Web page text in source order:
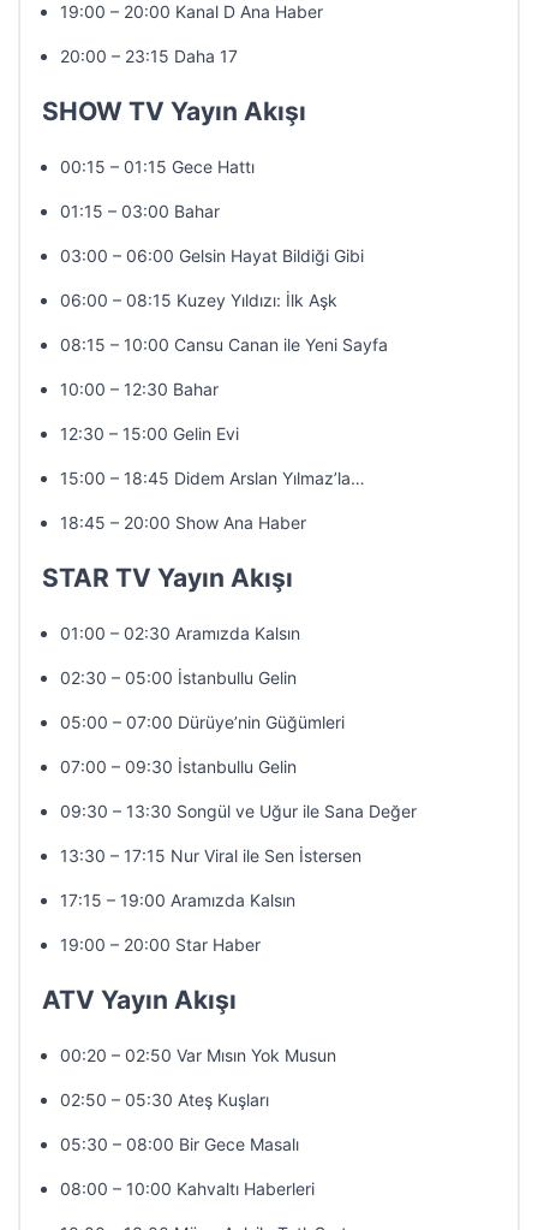
19:00 – 20:00 Kanal D Ana Haber
20:00 – 23:15 Daha 17
SHOW TV Yayın Akışı
00:15 – 01:15 Gece Hattı
01:15 – 03:00 Bahar
03:00 – 06:00 Gelsin Hayat Bildiği Gibi
06:00 – 08:15 Kuzey Yıldızı: İlk Aşk
08:15 – 10:00 Cansu Canan ile Yeni Sayfa
10:00 – 12:30 Bahar
12:30 – 15:00 Gelin Evi
15:00 – 18:45 Didem Arslan Yılmaz’la…
18:45 – 20:00 Show Ana Haber
STAR TV Yayın Akışı
01:00 – 02:30 Aramızda Kalsın
02:30 – 05:00 İstanbullu Gelin
05:00 – 07:00 Dürüye’nin Güğümleri
07:00 – 09:30 İstanbullu Gelin
09:30 – 13:30 Songül ve Uğur ile Sana Değer
13:30 – 17:15 Nur Viral ile Sen İstersen
17:15 – 19:00 Aramızda Kalsın
19:00 – 20:00 Star Haber
ATV Yayın Akışı
00:20 – 02:50 Var Mısın Yok Musun
02:50 – 05:30 Ateş Kuşları
05:30 – 08:00 Bir Gece Masalı
08:00 – 10:00 Kahvaltı Haberleri